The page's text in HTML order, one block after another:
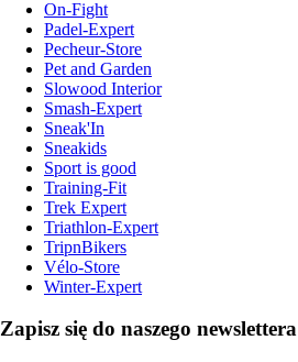
On-Fight
Padel-Expert
Pecheur-Store
Pet and Garden
Slowood Interior
Smash-Expert
Sneak'In
Sneakids
Sport is good
Training-Fit
Trek Expert
Triathlon-Expert
TripnBikers
Vélo-Store
Winter-Expert
Zapisz się do naszego newslettera